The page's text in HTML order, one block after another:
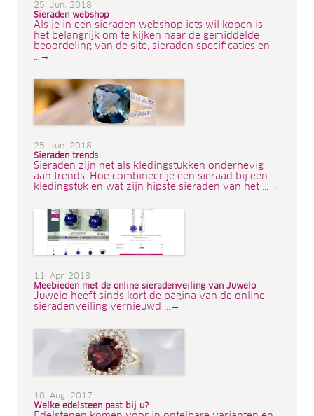
25. Jun. 2018
Sieraden webshop
Als je in een sieraden webshop iets wil kopen is
het belangrijk om te kijken naar de gemiddelde
beoordeling van de site, sieraden specificaties en
...→
25. Jun. 2018
Sieraden trends
Sieraden zijn net als kledingstukken onderhevig
aan trends. Hoe combineer je een sieraad bij een
kledingstuk en wat zijn hipste sieraden van het ...→
11. Apr. 2018
Meebieden met de online sieradenveiling van Juwelo
Juwelo heeft sinds kort de pagina van de online
sieradenveiling vernieuwd ...→
10. Aug. 2017
Welke edelsteen past bij u?